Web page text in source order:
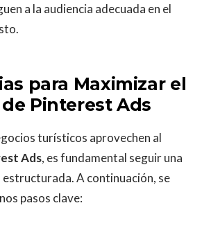
a la audiencia adecuada en el
para Maximizar el
Pinterest Ads
turísticos aprovechen al
Ads, es fundamental seguir una
A continuación, se
pasos clave: